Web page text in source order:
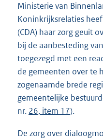
Ministerie van
Koninkrijksrelaties
(CDA) haar zorg geuit
bij de aanbesteding
toegezegd met een
de gemeenten over te
zogenaamde brede
gemeentelijke
nr. 26, item 17).
De zorg over